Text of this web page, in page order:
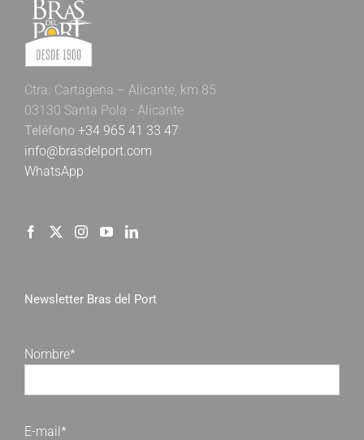
Ctra. Cartagena – Alicante, km 85
03130 Santa Pola - Alicante
Teléfono +34 965 41 33 47
info@brasdelport.com
WhatsApp
Newsletter Bras del Port
Nombre*
E-mail*